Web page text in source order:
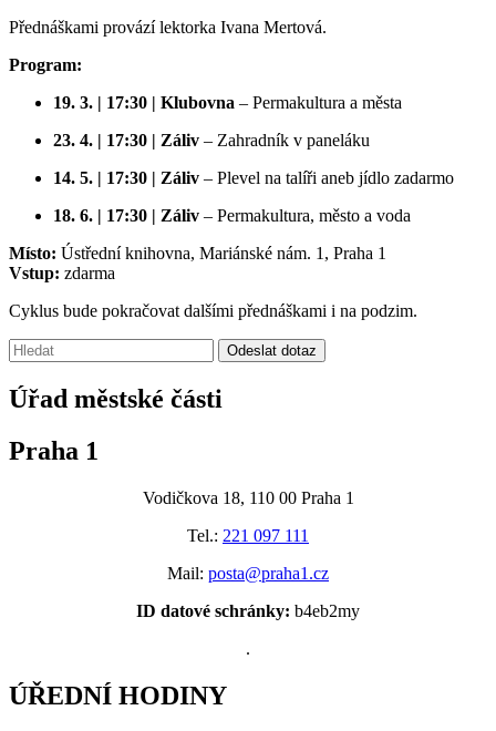
Přednáškami provází lektorka Ivana Mertová.
Program:
19. 3. | 17:30 | Klubovna – Permakultura a města
23. 4. | 17:30 | Záliv – Zahradník v paneláku
14. 5. | 17:30 | Záliv – Plevel na talíři aneb jídlo zadarmo
18. 6. | 17:30 | Záliv – Permakultura, město a voda
Místo: Ústřední knihovna, Mariánské nám. 1, Praha 1
Vstup: zdarma
Cyklus bude pokračovat dalšími přednáškami i na podzim.
Vyhledávání:
Odeslat dotaz
Úřad městské části
Praha 1
Vodičkova 18, 110 00 Praha 1
Tel.: 221 097 111
Mail: posta@praha1.cz
ID datové schránky: b4eb2my
.
ÚŘEDNÍ HODINY